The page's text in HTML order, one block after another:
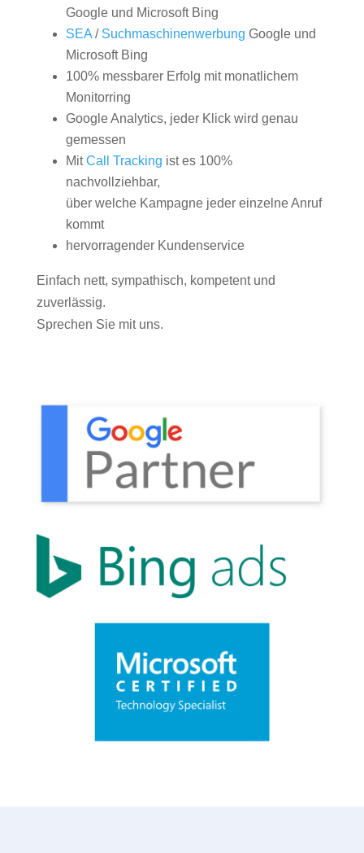
Google und Microsoft Bing
SEA/ Suchmaschinenwerbung Google und
Microsoft Bing
100% messbarer Erfolg mit monatlichem
Monitorring
Google Analytics, jeder Klick wird genau
gemessen
MitCall Tracking ist es 100%
nachvollziehbar,
über welche Kampagne jeder einzelne Anruf
kommt
hervorragender Kundenservice
Einfach nett, sympathisch, kompetent und
zuverlässig.
Sprechen Sie mit uns.